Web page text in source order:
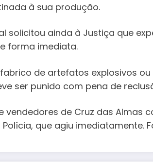
à sua produção.
solicitou ainda à Justiça que
forma imediata.
de artefatos explosivos
ser punido com pena de
de Cruz das Almas
que agiu imediatamente.